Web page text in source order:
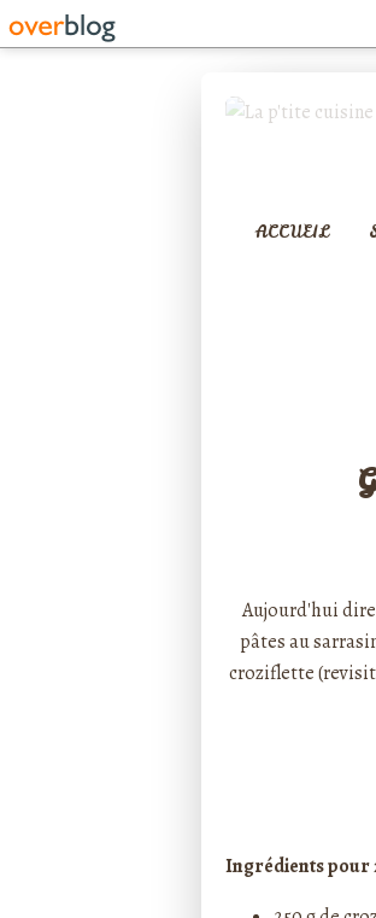
ACCUEIL
Aujourd'hui
pâtes au
croziflette
Ingrédients pour